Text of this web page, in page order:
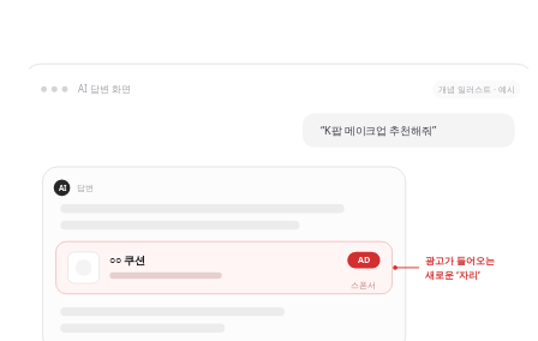
AI 답변 화면 개념 일러스트 · 예시
“K팝 메이크업 추천해줘”
AI 답변
○○ 쿠션 AD
스폰서
광고가 들어오는
새로운 ‘자리’